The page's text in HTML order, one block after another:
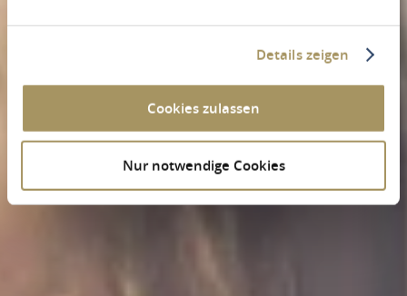
Details zeigen
Cookies zulassen
Nur notwendige Cookies